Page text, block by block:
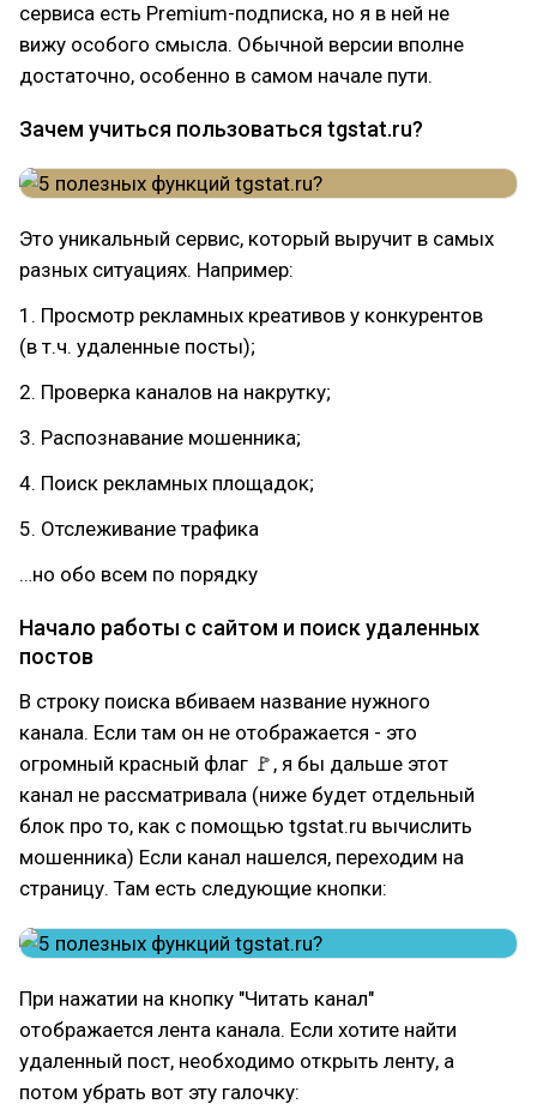
сервиса есть Premium-подписка, но я в ней не
вижу особого смысла. Обычной версии вполне
достаточно, особенно в самом начале пути.
Зачем учиться пользоваться tgstat.ru?
Это уникальный сервис, который выручит в самых
разных ситуациях. Например:
1. Просмотр рекламных креативов у конкурентов
(в т.ч. удаленные посты);
2. Проверка каналов на накрутку;
3. Распознавание мошенника;
4. Поиск рекламных площадок;
5. Отслеживание трафика
…но обо всем по порядку
Начало работы с сайтом и поиск удаленных
постов
В строку поиска вбиваем название нужного
канала. Если там он не отображается - это
огромный красный флаг 🚩, я бы дальше этот
канал не рассматривала (ниже будет отдельный
блок про то, как с помощью tgstat.ru вычислить
мошенника) Если канал нашелся, переходим на
страницу. Там есть следующие кнопки:
При нажатии на кнопку "Читать канал"
отображается лента канала. Если хотите найти
удаленный пост, необходимо открыть ленту, а
потом убрать вот эту галочку: